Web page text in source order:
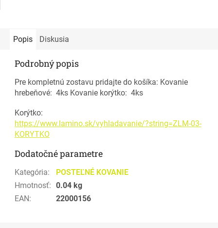
Popis Diskusia
Podrobný popis
Pre kompletnú zostavu pridajte do košíka: Kovanie
hrebeňové: 4ks Kovanie korýtko: 4ks
Korýtko:
https://www.lamino.sk/vyhladavanie/?string=ZLM-03-
KORYTKO
Dodatočné parametre
Kategória:
POSTEĽNÉ KOVANIE
Hmotnosť: 0.04 kg
EAN: 22000156